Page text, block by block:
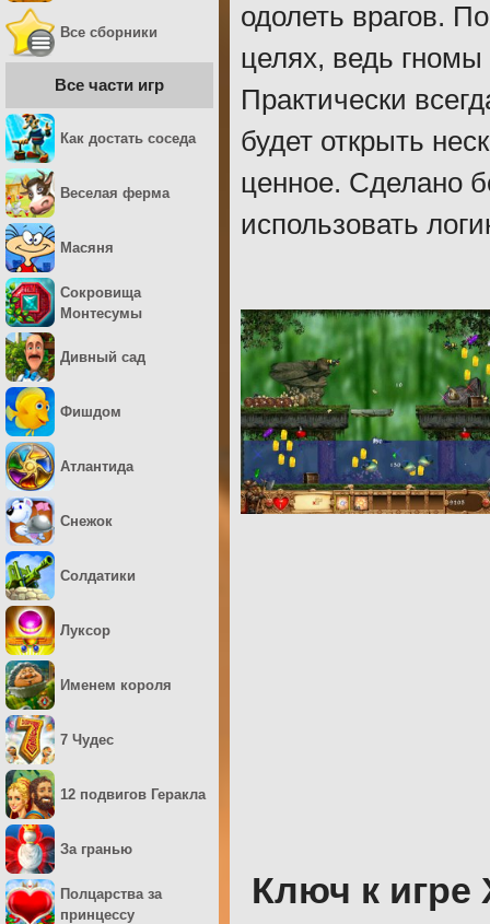
одолеть врагов.
целях, ведь гномы
Практически
будет открыть
ценное. Сделано
использовать
Ключ к
Все сборники
Все части игр
Как достать соседа
Веселая ферма
Масяня
Сокровища
Монтесумы
Дивный сад
Фишдом
Атлантида
Снежок
Солдатики
Луксор
Именем короля
7 Чудес
12 подвигов Геракла
За гранью
Полцарства за
принцессу